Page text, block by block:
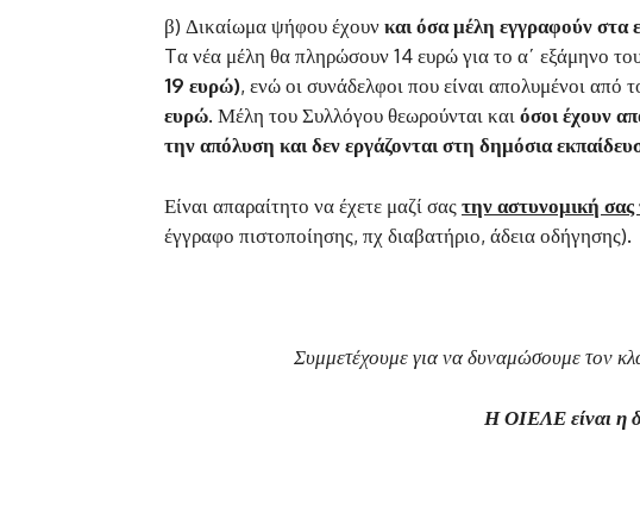
β) Δικαίωμα ψήφου έχουνκαι όσα μέλη εγγραφούν στα
Tα νέα μέλη θα πληρώσουν 14 ευρώ για το α΄ εξάμηνο
19 ευρώ), ενώ οι συνάδελφοι που είναι απολυμένοι από
ευρώ. Μέλη του Συλλόγου θεωρούνται και όσοι έχουν
την απόλυση και δεν εργάζονται στη δημόσια
Είναι απαραίτητο να έχετε μαζί σαςτην αστυνομική
έγγραφο πιστοποίησης, πχ διαβατήριο, άδεια οδήγησης).
Συμμετέχουμε για να δυναμώσουμε τον
Η ΟΙΕΛΕ είναι η